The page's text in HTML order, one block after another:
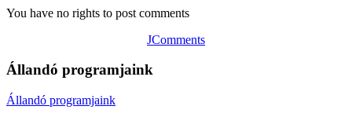
You have no rights to post comments
JComments
Állandó programjaink
Állandó programjaink